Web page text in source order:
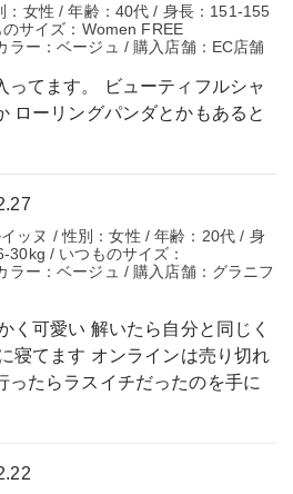
：女性 / 年齢：40代 / 身長：151-155
サイズ：Women FREE
ラー：ベージュ / 購入店舗：EC店舗
ってます。 ビューティフルシャ
ローリングパンダとかもあると
ッヌ / 性別：女性 / 年齢：20代 / 身
/ いつものサイズ：
ラー：ベージュ / 購入店舗：グラニフ
く可愛い 解いたら自分と同じく
寝てます オンラインは売り切れ
ったらラスイチだったのを手に